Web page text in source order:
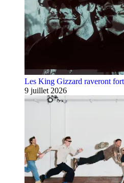
Les King Gizzard raveront
9 juillet 2026